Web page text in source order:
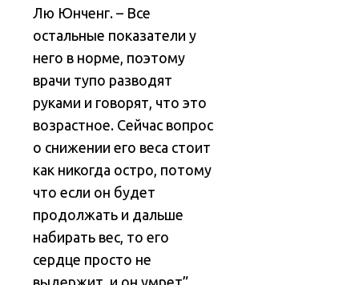
Лю Юнченг. – Все
остальные показатели у
него в норме, поэтому
врачи тупо разводят
руками и говорят, что это
возрастное. Сейчас вопрос
о снижении его веса стоит
как никогда остро, потому
что если он будет
продолжать и дальше
набирать вес, то его
сердце просто не